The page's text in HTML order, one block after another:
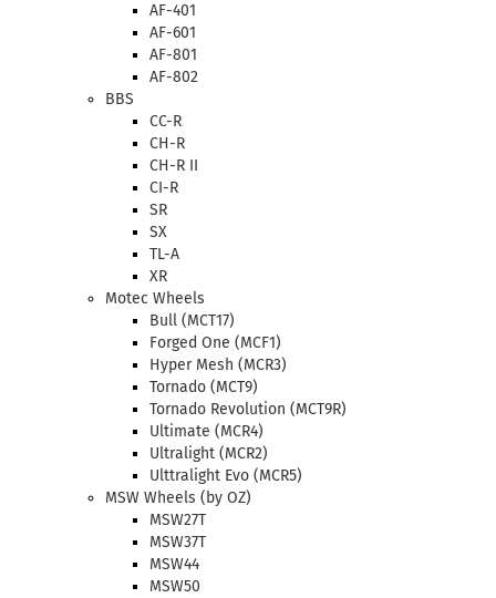
AF-401
AF-601
AF-801
AF-802
BBS
CC-R
CH-R
CH-R II
CI-R
SR
SX
TL-A
XR
Motec Wheels
Bull (MCT17)
Forged One (MCF1)
Hyper Mesh (MCR3)
Tornado (MCT9)
Tornado Revolution (MCT9R)
Ultimate (MCR4)
Ultralight (MCR2)
Ulttralight Evo (MCR5)
MSW Wheels (by OZ)
MSW27T
MSW37T
MSW44
MSW50